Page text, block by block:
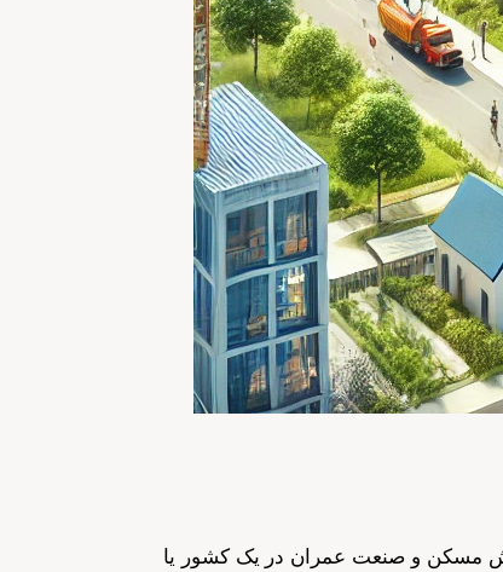
مسکن و صنعت عمران در یک کشور یا